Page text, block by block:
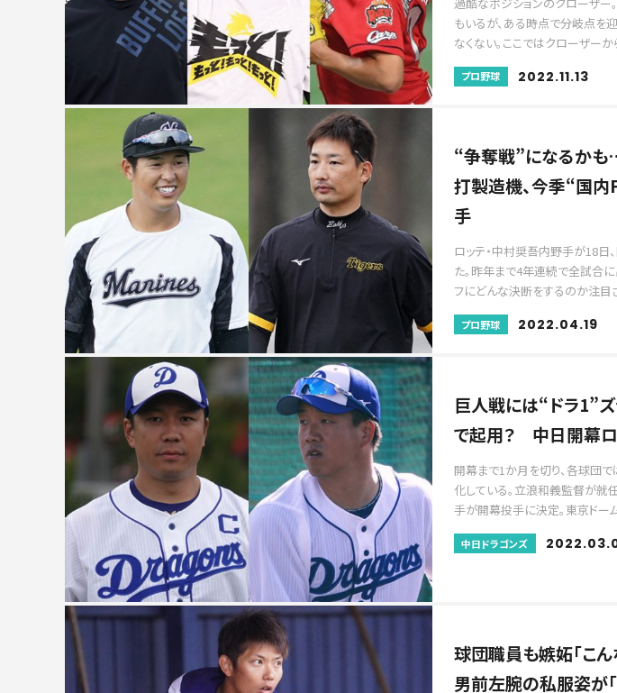
もいるが、ある時点で分岐点を
なくない。ここではクローザー
プロ野球 2022.11.13
“争奪戦”になるか
打製造機、今季“国
手
ロッテ・中村奨吾内野手が18日
た。昨年まで4年連続で全試合
フにどんな決断をするのか注
プロ野球 2022.04.19
巨人戦には“ドラ1”
で起用？ 中日開幕
開幕まで1か月を切り、各球団
化している。立浪和義監督が就
手が開幕投手に決定。東京ド
中日ドラゴンズ
球団職員も嫉妬「こん
男前左腕の私服姿が